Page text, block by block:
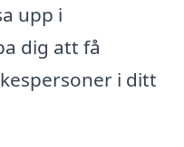
upp i
dig att få
i ditt